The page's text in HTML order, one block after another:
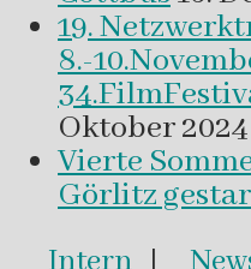
19.
8.-
Oktober 2024
Vierte
Görlitz